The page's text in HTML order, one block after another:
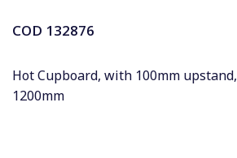
COD 132876
Hot Cupboard, with 100mm upstand,
1200mm